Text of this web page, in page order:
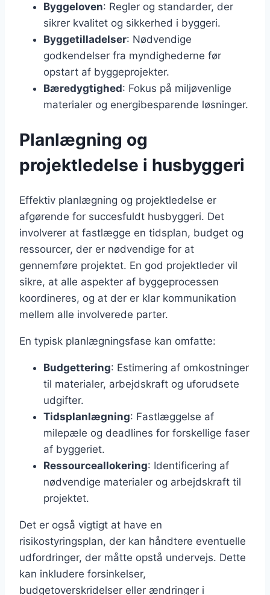
Byggeloven: Regler og standarder, der
sikrer kvalitet og sikkerhed i byggeri.
Byggetilladelser: Nødvendige
godkendelser fra myndighederne før
opstart af byggeprojekter.
Bæredygtighed: Fokus på miljøvenlige
materialer og energibesparende løsninger.
Planlægning og
projektledelse i husbyggeri
Effektiv planlægning og projektledelse er
afgørende for succesfuldt husbyggeri. Det
involverer at fastlægge en tidsplan, budget og
ressourcer, der er nødvendige for at
gennemføre projektet. En god projektleder vil
sikre, at alle aspekter af byggeprocessen
koordineres, og at der er klar kommunikation
mellem alle involverede parter.
En typisk planlægningsfase kan omfatte:
Budgettering: Estimering af omkostninger
til materialer, arbejdskraft og uforudsete
udgifter.
Tidsplanlægning: Fastlæggelse af
milepæle og deadlines for forskellige faser
af byggeriet.
Ressourceallokering: Identificering af
nødvendige materialer og arbejdskraft til
projektet.
Det er også vigtigt at have en
risikostyringsplan, der kan håndtere eventuelle
udfordringer, der måtte opstå undervejs. Dette
kan inkludere forsinkelser,
budgetoverskridelser eller ændringer i